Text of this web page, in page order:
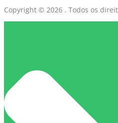
Copyright © 2026 . Todos os